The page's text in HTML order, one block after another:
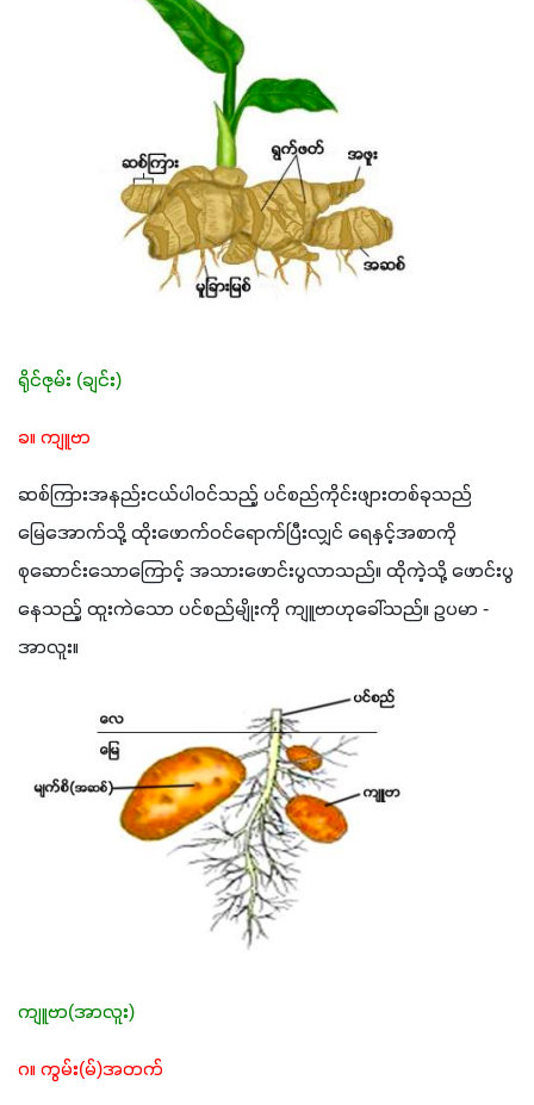
ရိုင်ဇုမ်း (ချင်း)
ခ။ ကျူဗာ
ဆစ်ကြားအနည်းငယ်ပါဝင်သည့် ပင်စည်ကိုင်းဖျားတစ်ခုသည်
မြေအောက်သို့ ထိုးဖောက်ဝင်ရောက်ပြီးလျှင် ရေနှင့်အစာကို
စုဆောင်းသောကြောင့် အသားဖောင်းပွလာသည်။ ထိုကဲ့သို့ ဖောင်းပွ
နေသည့် ထူးကဲသော ပင်စည်မျိုးကို ကျူဗာဟုခေါ်သည်။ ဥပမာ -
အာလူး။
ကျူဗာ(အာလူး)
ဂ။ ကွမ်း(မ်)အတက်